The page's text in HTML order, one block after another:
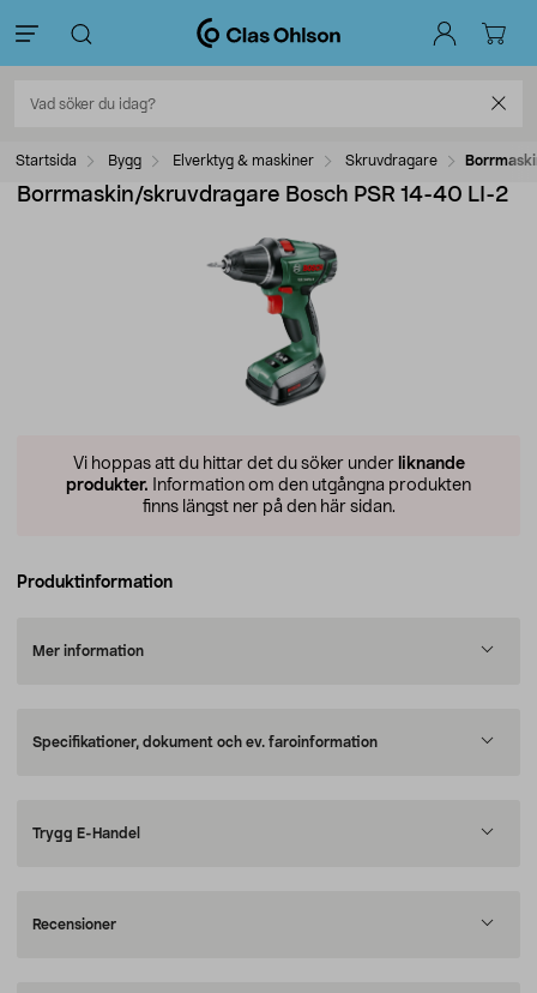
Startsida Bygg Elverktyg & maskiner Skruvdragare
Borrmaskin/skruvdragare Bosch PSR 14-40 LI-2
Vi hoppas att du hittar det du söker under liknande
produkter. Information om den utgångna produkten
finns längst ner på den här sidan.
Produktinformation
Mer information
Specifikationer, dokument och ev. faroinformation
Trygg E-Handel
Recensioner